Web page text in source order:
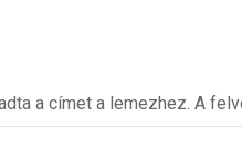
a címet a lemezhez. A